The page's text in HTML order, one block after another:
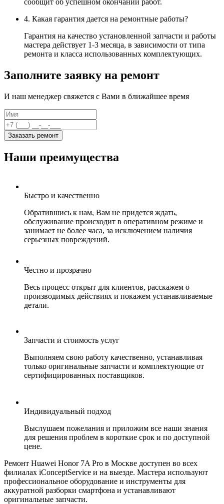
4. Какая гарантия дается на ремонтные работы?
Гарантия на качество установленной запчасти и работы
мастера действует 1-3 месяца, в зависимости от типа
ремонта и класса использованных комплектующих.
Заполните заявку на ремонт
И наш менеджер свяжется с Вами в ближайшее время
Заказать ремонт
Наши преимущества
Быстро и качественно
Обратившись к нам, Вам не придется ждать,
обслуживание происходит в оперативном режиме и
занимает не более часа, за исключением наличия
серьезных повреждений.
Честно и прозрачно
Весь процесс открыт для клиентов, расскажем о
производимых действиях и покажем устанавливаемые
детали.
Запчасти и стоимость услуг
Выполняем свою работу качественно, устанавливая
только оригинальные запчасти и комплектующие от
сертифицированных поставщиков.
Индивидуальный подход
Выслушаем пожелания и приложим все наши знания
для решения проблем в короткие срок и по доступной
цене.
Ремонт Huawei Honor 7A Pro в Москве доступен во всех
филиалах iConceptService и на выезде. Мастера используют
профессиональное оборудование и инструменты для
аккуратной разборки смартфона и устанавливают
оригинальные запчасти.